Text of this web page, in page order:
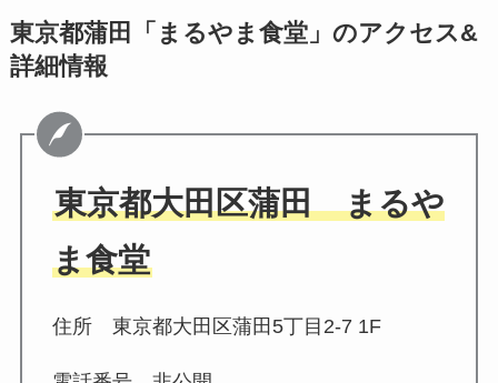
東京都蒲田「まるやま食堂」のアクセス&
詳細情報
東京都大田区蒲田 まるや
ま食堂
住所 東京都大田区蒲田5丁目2-7 1F